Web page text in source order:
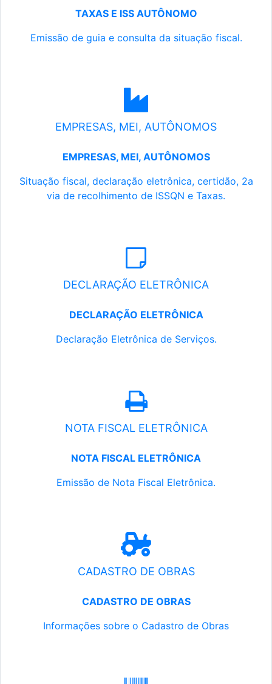
TAXAS E ISS AUTÔNOMO
Emissão de guia e consulta da situação fiscal.
EMPRESAS, MEI, AUTÔNOMOS
EMPRESAS, MEI, AUTÔNOMOS
Situação fiscal, declaração eletrônica, certidão, 2a
via de recolhimento de ISSQN e Taxas.
DECLARAÇÃO ELETRÔNICA
DECLARAÇÃO ELETRÔNICA
Declaração Eletrônica de Serviços.
NOTA FISCAL ELETRÔNICA
NOTA FISCAL ELETRÔNICA
Emissão de Nota Fiscal Eletrônica.
CADASTRO DE OBRAS
CADASTRO DE OBRAS
Informações sobre o Cadastro de Obras